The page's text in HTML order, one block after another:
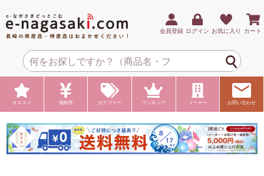
会員登録 ログイン お気に入り カート
オススメ 価格帯 カテゴリー ランキング メーカー お問い合わせ